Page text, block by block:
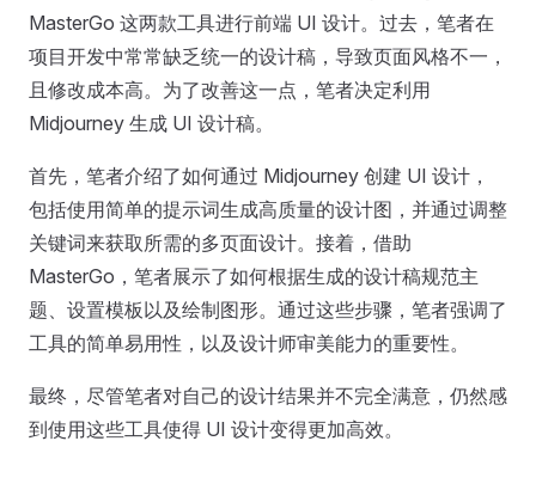
MasterGo 这两款工具进行前端 UI 设计。过去，笔者在
项目开发中常常缺乏统一的设计稿，导致页面风格不一，
且修改成本高。为了改善这一点，笔者决定利用
Midjourney 生成 UI 设计稿。
首先，笔者介绍了如何通过 Midjourney 创建 UI 设计，
包括使用简单的提示词生成高质量的设计图，并通过调整
关键词来获取所需的多页面设计。接着，借助
MasterGo，笔者展示了如何根据生成的设计稿规范主
题、设置模板以及绘制图形。通过这些步骤，笔者强调了
工具的简单易用性，以及设计师审美能力的重要性。
最终，尽管笔者对自己的设计结果并不完全满意，仍然感
到使用这些工具使得 UI 设计变得更加高效。